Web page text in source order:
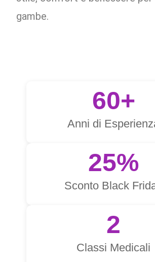
gambe.
60+
Anni di
25%
Sconto Black
2
Classi Medicali